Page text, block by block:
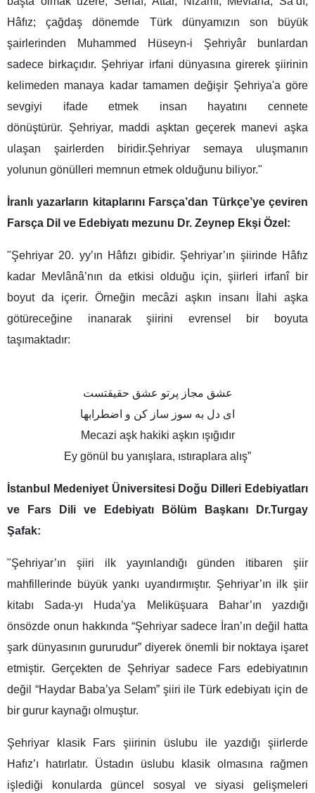
Hâfız; çağdaş dönemde Türk dünyamızın son büyük
şairlerinden Muhammed Hüseyn-i Şehriyâr bunlardan
sadece birkaçıdır. Şehriyar irfani dünyasına girerek şiirinin
kelimeden manaya kadar tamamen değişir Şehriya'a göre
sevgiyi ifade etmek insan hayatını cennete
dönüştürür. Şehriyar, maddi aşktan geçerek manevi aşka
ulaşan şairlerden biridir.Şehriyar semaya uluşmanın
yolunun gönülleri memnun etmek olduğunu biliyor."
İranlı yazarların kitaplarını Farsça’dan Türkçe’ye çeviren
Farsça Dil ve Edebiyatı mezunu Dr. Zeynep Ekşi Özel:
"Şehriyar 20. yy’ın Hâfızı gibidir. Şehriyar’ın şiirinde Hâfız
kadar Mevlânâ’nın da etkisi olduğu için, şiirleri irfanî bir
boyut da içerir. Örneğin mecâzi aşkın insanı İlahi aşka
götüreceğine inanarak şiirini evrensel bir boyuta
taşımaktadır:
عشق مجاز پرتو عشق حقیقتست
ای دل به سوز ساز کن و اضطرابها
Mecazi aşk hakiki aşkın ışığıdır
Ey gönül bu yanışlara, ıstıraplara alış”
İstanbul Medeniyet Üniversitesi Doğu Dilleri Edebiyatları
ve Fars Dili ve Edebiyatı Bölüm Başkanı Dr.Turgay
Şafak:
"Şehriyar’ın şiiri ilk yayınlandığı günden itibaren şiir
mahfillerinde büyük yankı uyandırmıştır. Şehriyar’ın ilk şiir
kitabı Sada-yı Huda’ya Meliküşuara Bahar’ın yazdığı
önsözde onun hakkında “Şehriyar sadece İran’ın değil hatta
şark dünyasının gururudur” diyerek önemli bir noktaya işaret
etmiştir. Gerçekten de Şehriyar sadece Fars edebiyatının
değil “Haydar Baba’ya Selam” şiiri ile Türk edebiyatı için de
bir gurur kaynağı olmuştur.
Şehriyar klasik Fars şiirinin üslubu ile yazdığı şiirlerde
Hafız’ı hatırlatır. Üstadın üslubu klasik olmasına rağmen
işlediği konularda güncel sosyal ve siyasi gelişmeleri